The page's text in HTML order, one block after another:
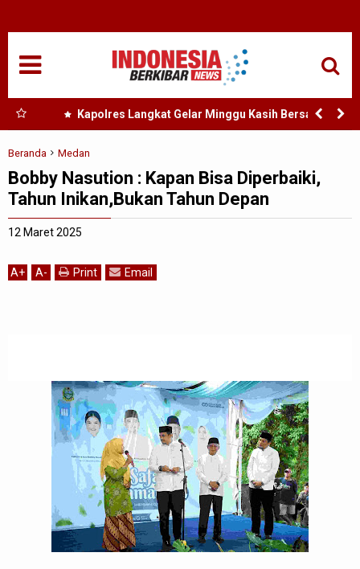
Kapolres Langkat Gelar Minggu Kasih Bersama
Jemaat GPdi Lembah Pujian
Beranda Medan
Bobby Nasution : Kapan Bisa Diperbaiki,
Tahun Inikan,Bukan Tahun Depan
12 Maret 2025
A+ A- Print Email
NASIONAL
SUMUT
TANJUNGBALAI
ACEH
EDUKASI